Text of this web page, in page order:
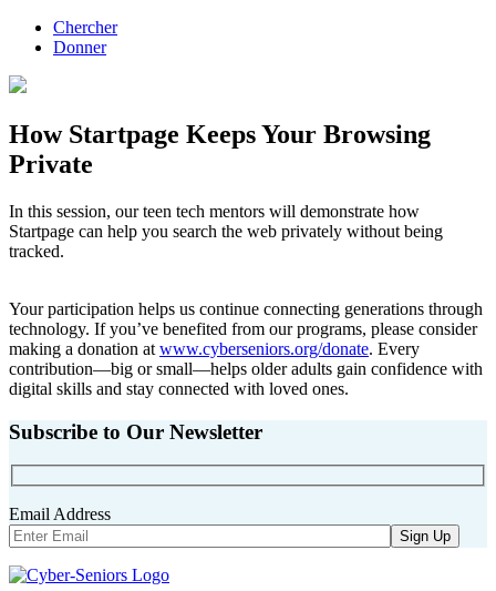
Chercher
Donner
How Startpage Keeps Your Browsing
Private
In this session, our teen tech mentors will demonstrate how
Startpage can help you search the web privately without being
tracked.
Your participation helps us continue connecting generations through
technology. If you’ve benefited from our programs, please consider
making a donation at www.cyberseniors.org/donate. Every
contribution—big or small—helps older adults gain confidence with
digital skills and stay connected with loved ones.
Subscribe to Our Newsletter
Email Address